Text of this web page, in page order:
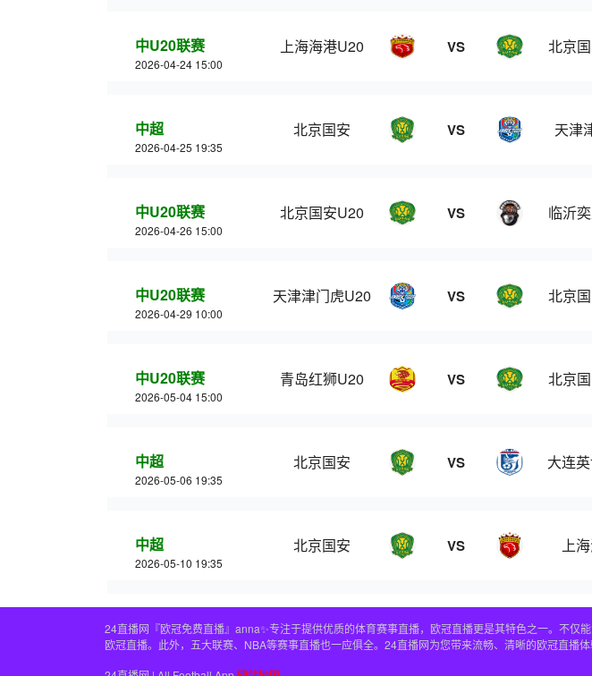
中U20联赛
2026-04-24 15:00
上海海港U20 VS 北京
中超
2026-04-25 19:35
北京国安 VS 天津
中U20联赛
2026-04-26 15:00
北京国安U20 VS 临沂
中U20联赛
2026-04-29 10:00
天津津门虎U20 VS 北京
中U20联赛
2026-05-04 15:00
青岛红狮U20 VS 北京
中超
2026-05-06 19:35
北京国安 VS 大连
中超
2026-05-10 19:35
北京国安 VS 上
24直播网『欧冠免费直播』anna✨专注于提供优质的体育赛事直播，欧冠直播更是其特色之一。不
欧冠直播。此外，五大联赛、NBA等赛事直播也一应俱全。24直播网为您带来流畅、清晰的欧冠直播体